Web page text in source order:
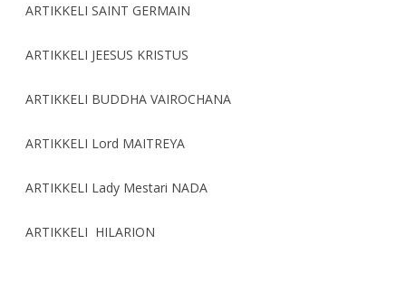
ARTIKKELI SAINT GERMAIN
ARTIKKELI JEESUS KRISTUS
ARTIKKELI BUDDHA VAIROCHANA
ARTIKKELI Lord MAITREYA
ARTIKKELI Lady Mestari NADA
ARTIKKELI HILARION